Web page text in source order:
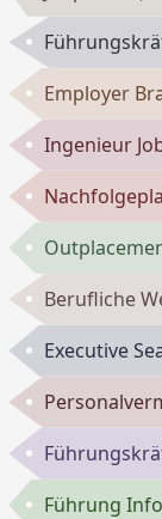
Employer
Ingenieur
Berufliche
Executive
Führung